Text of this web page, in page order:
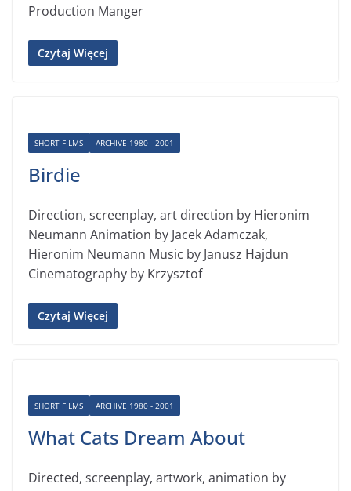
Production Manger
Czytaj Więcej
SHORT FILMS ARCHIVE 1980 - 2001
Birdie
Direction, screenplay, art direction by Hieronim
Neumann Animation by Jacek Adamczak,
Hieronim Neumann Music by Janusz Hajdun
Cinematography by Krzysztof
Czytaj Więcej
SHORT FILMS ARCHIVE 1980 - 2001
What Cats Dream About
Directed, screenplay, artwork, animation by